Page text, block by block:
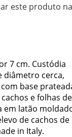
este produto na
7 cm. Custódia
diâmetro cerca,
base
e folhas de
em latão
de cachos de
in Italy.